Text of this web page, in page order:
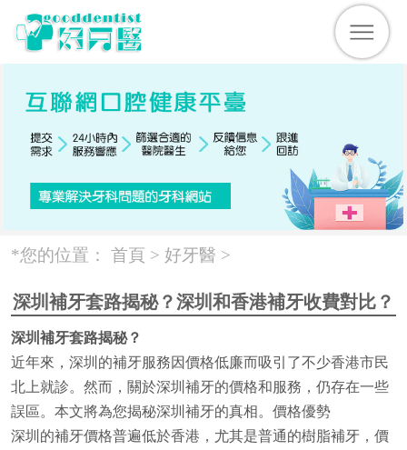
*您的位置： 首頁 > 好牙醫 >
深圳補牙套路揭秘？深圳和香港補牙收費對比？
深圳補牙套路揭秘？
近年來，深圳的補牙服務因價格低廉而吸引了不少香港市民
北上就診。然而，關於深圳補牙的價格和服務，仍存在一些
誤區。本文將為您揭秘深圳補牙的真相。價格優勢
深圳的補牙價格普遍低於香港，尤其是普通的樹脂補牙，價